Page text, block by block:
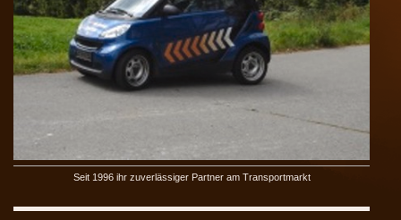
Seit 1996 ihr zuverlässiger Partner am Transportmarkt